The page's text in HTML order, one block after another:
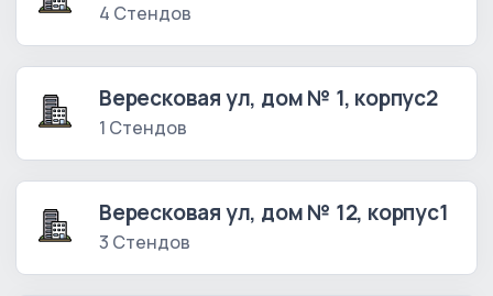
4 Стендов
Вересковая ул, дом № 1, корпус2
1 Стендов
Вересковая ул, дом № 12, корпус1
3 Стендов